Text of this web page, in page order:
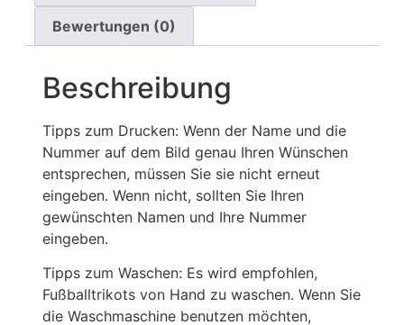
Bewertungen (0)
Beschreibung
Tipps zum Drucken: Wenn der Name und die
Nummer auf dem Bild genau Ihren Wünschen
entsprechen, müssen Sie sie nicht erneut
eingeben. Wenn nicht, sollten Sie Ihren
gewünschten Namen und Ihre Nummer
eingeben.
Tipps zum Waschen: Es wird empfohlen,
Fußballtrikots von Hand zu waschen. Wenn Sie
die Waschmaschine benutzen möchten,